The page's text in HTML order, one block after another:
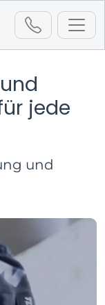
jede
und